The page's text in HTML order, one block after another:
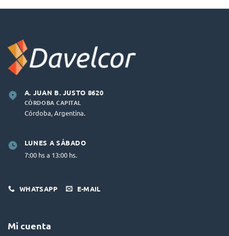
A. JUAN B. JUSTO 8620
CÓRDOBA CAPITAL
Córdoba, Argentina.
LUNES A SÁBADO
7:00 hs a 13:00 hs.
WHATSAPP E-MAIL
Mi cuenta